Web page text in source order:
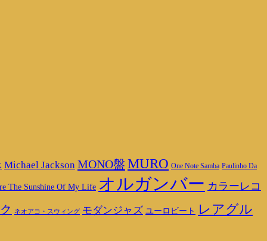
Michael Jackson MONO盤 MURO One Note Samba Paulinho Da
The Sunshine Of My Life オルガンバー カラーレコ
ネオアコ・スウィング モダンジャズ ユーロビート レアグル